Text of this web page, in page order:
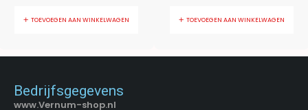
TOEVOEGEN AAN WINKELWAGEN TOEVOEGEN AAN WINKELWAGEN
Bedrijfsgegevens
www.Vernum-shop.nl